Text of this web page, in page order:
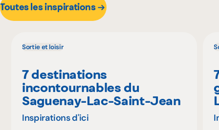
Toutes les inspirations
Sortie et loisir
7 destinations
incontournables du
Saguenay-Lac-Saint-Jean
Inspirations d'ici